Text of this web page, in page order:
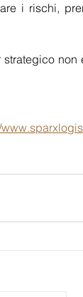
i rischi,